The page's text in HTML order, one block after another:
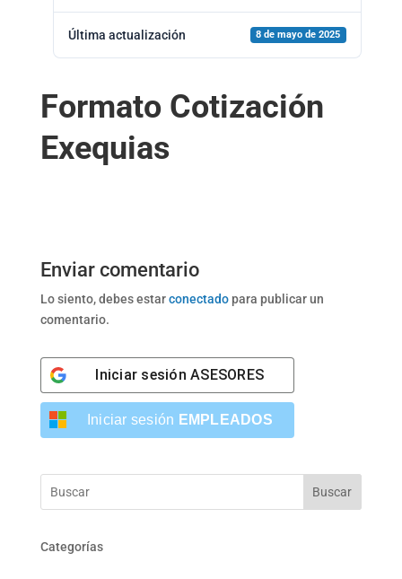
Última actualización 8 de mayo de 2025
Formato Cotización
Exequias
Enviar comentario
Lo siento, debes estarconectadopara publicar un
comentario.
Iniciar sesiónASESORES
Iniciar sesión EMPLEADOS
Buscar
Categorías